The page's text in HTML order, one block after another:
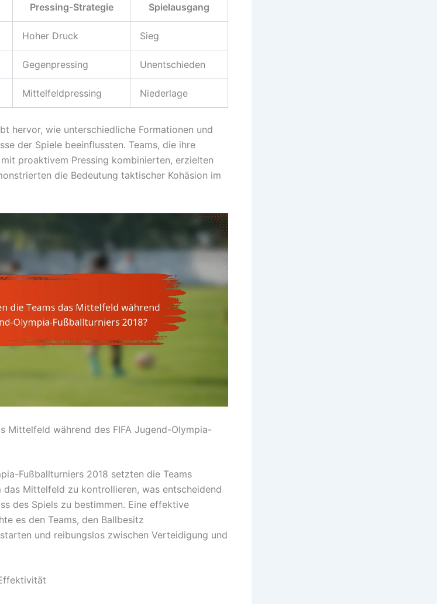
Pressing-Strategie Spielausgang
Hoher Druck Sieg
Gegenpressing Unentschieden
Mittelfeldpressing Niederlage
hervor, wie unterschiedliche Formationen und
der Spiele beeinflussten. Teams, die ihre
proaktivem Pressing kombinierten, erzielten
die Bedeutung taktischer Kohäsion im
Mittelfeld während des FIFA Jugend-Olympia-
Fußballturniers 2018 setzten die Teams
das Mittelfeld zu kontrollieren, was entscheidend
des Spiels zu bestimmen. Eine effektive
es den Teams, den Ballbesitz
und reibungslos zwischen Verteidigung und